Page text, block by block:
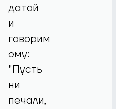
датой
и
говорим
ему:
"Пусть
ни
печали,